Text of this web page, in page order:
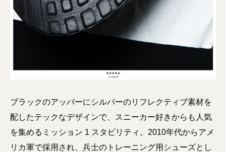
ブラックのアッパーにシルバーのリフレクティブ素材を
配したテックなデザインで、スニーカー好きからも人気
を集めるミッション 1 スタビリティ。2010年代からアメ
リカ軍で採用され、兵士のトレーニング用シューズとし